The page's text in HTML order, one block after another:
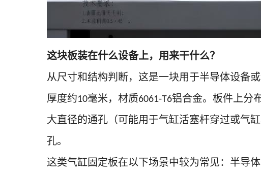
这块板装在什么设备上，用来干什么？
从尺寸和结构判断，这是一块用于半导体设备
厚度约10毫米，材质6061-T6铝合金。板件上分
大直径的通孔（可能用于气缸活塞杆穿过或气
孔。
这类气缸固定板在以下场景中较为常见：半导